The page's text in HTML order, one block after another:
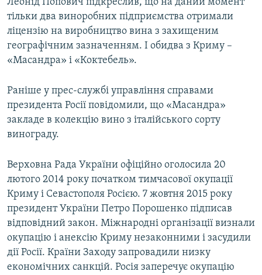
тільки два виноробних підприємства отримали
ліцензію на виробництво вина з захищеним
географічним зазначенням. І обидва з Криму –
«Масандра» і «Коктебель».
Раніше у прес-службі управління справами
президента Росії повідомили, що «Масандра»
закладе в колекцію вино з італійського сорту
винограду.
Верховна Рада України офіційно оголосила 20
лютого 2014 року початком тимчасової окупації
Криму і Севастополя Росією. 7 жовтня 2015 року
президент України Петро Порошенко підписав
відповідний закон. Міжнародні організації визнали
окупацію і анексію Криму незаконними і засудили
дії Росії. Країни Заходу запровадили низку
економічних санкцій. Росія заперечує окупацію